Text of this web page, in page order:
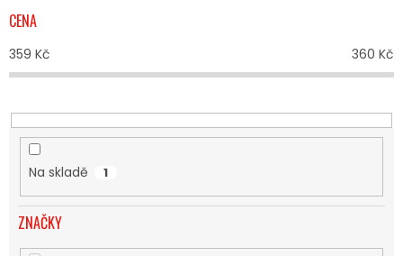
R
O
D
U
T
Ů
CENA
359 Kč 360 Kč
Na skladě 1
ZNAČKY